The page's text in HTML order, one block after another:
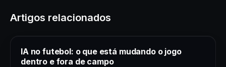
Artigos relacionados
IA no futebol: o que está mudando o jogo
dentro e fora de campo